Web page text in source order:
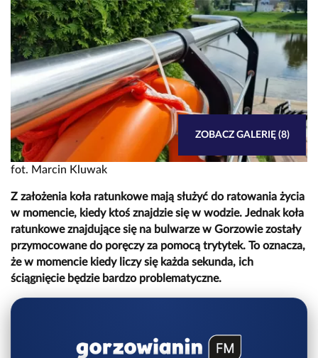
fot. Marcin Kluwak
ZOBACZ GALERIĘ (8)
Z założenia koła ratunkowe mają służyć do ratowania życia
w momencie, kiedy ktoś znajdzie się w wodzie. Jednak koła
ratunkowe znajdujące się na bulwarze w Gorzowie zostały
przymocowane do poręczy za pomocą trytytek. To oznacza,
że w momencie kiedy liczy się każda sekunda, ich
ściągnięcie będzie bardzo problematyczne.